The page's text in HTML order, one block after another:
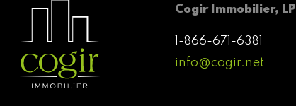
Cogir Immobilier, LP
1-866-671-6381
info@cogir.net